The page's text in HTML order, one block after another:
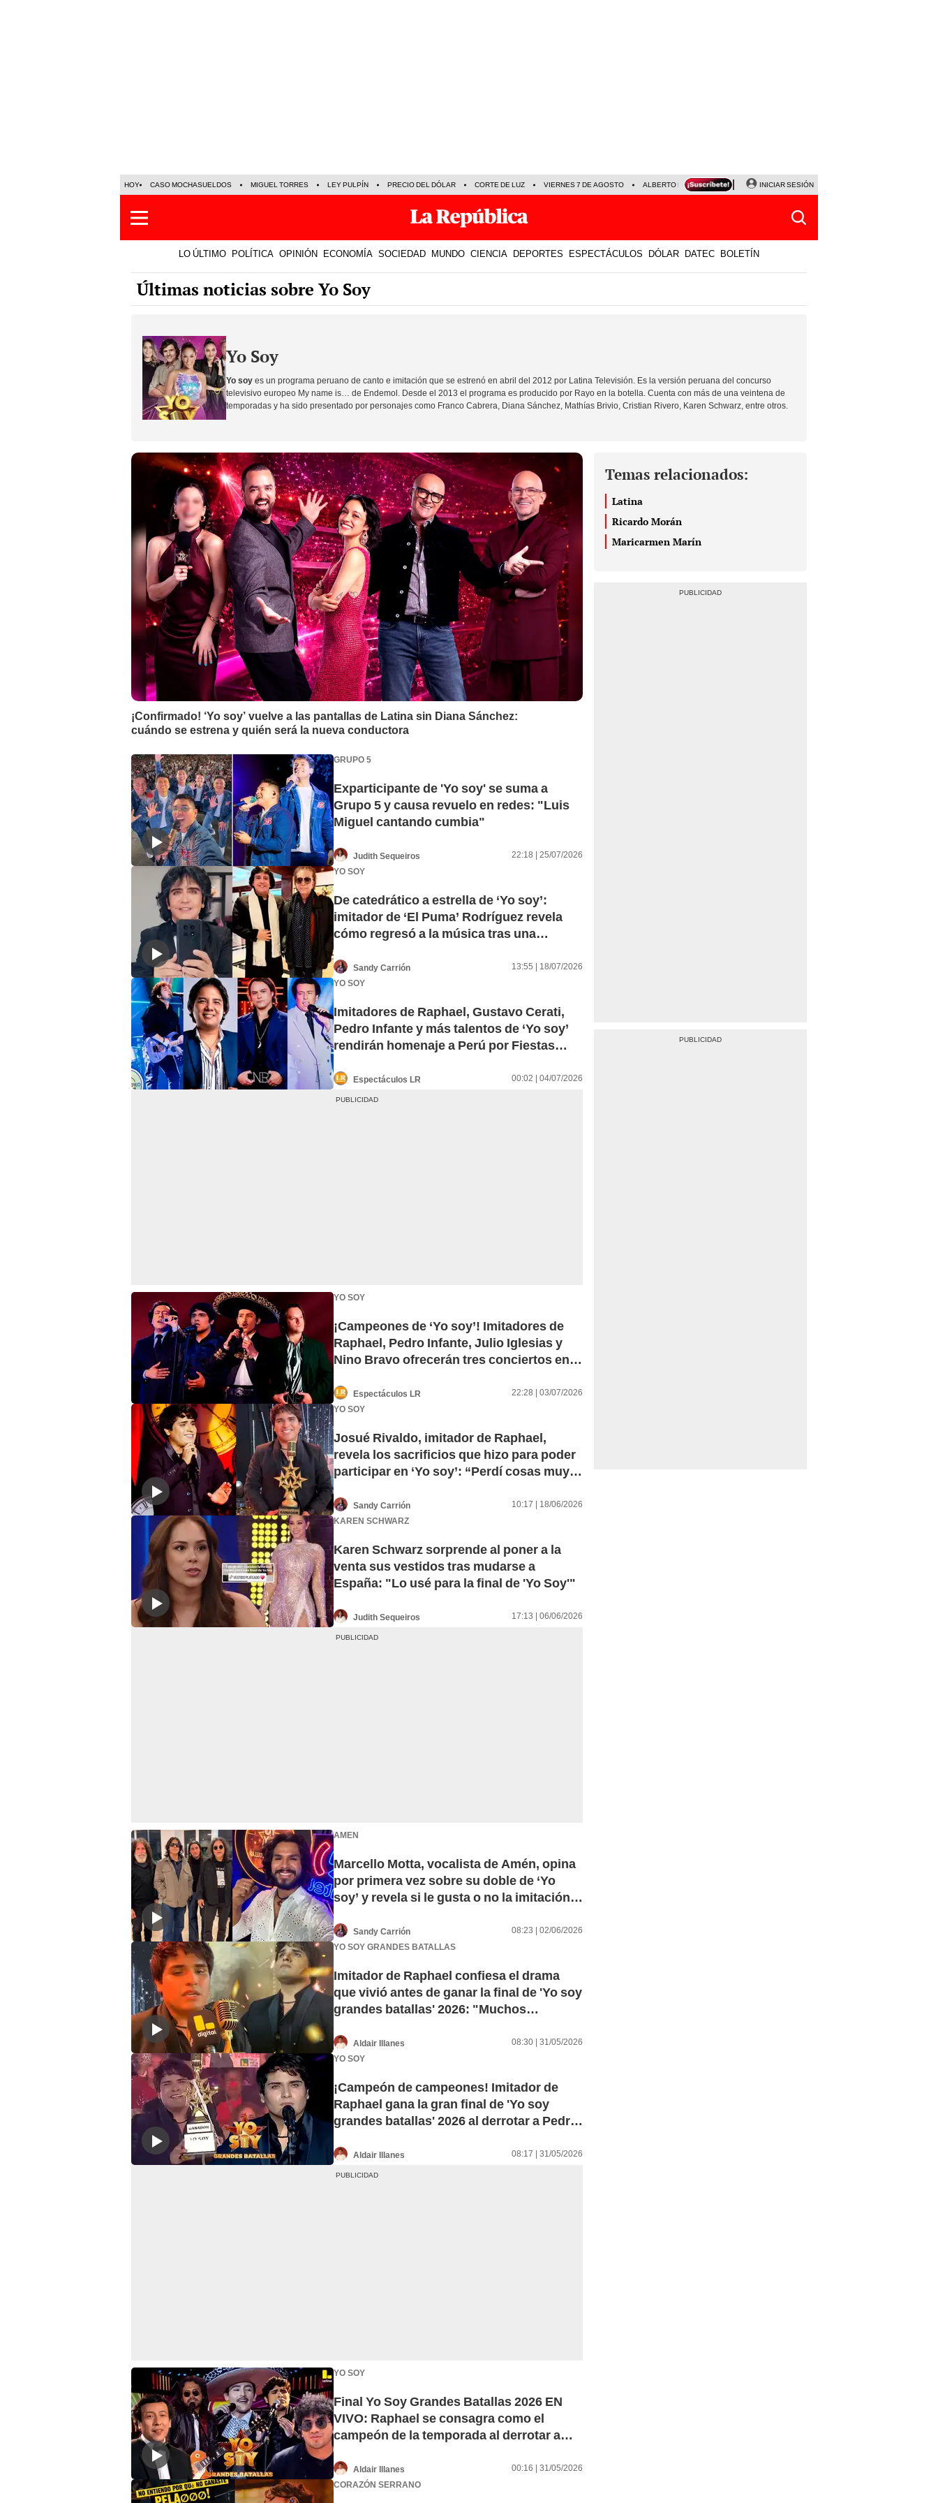
HOY CASO MOCHASUELDOS MIGUEL TORRES LEY PULPÍN PRECIO DEL DÓLAR CORTE DE LUZ VIERNES 7 DE AGOSTO ALBERTO BENAVIDES NALDY SALDAÑA
INICIAR SESIÓN
LO ÚLTIMO POLÍTICA OPINIÓN ECONOMÍA SOCIEDAD MUNDO CIENCIA DEPORTES ESPECTÁCULOS DÓLAR DATEC BOLETÍN
Últimas noticias sobre Yo Soy
Yo Soy
Yo soy es un programa peruano de canto e imitación que se estrenó en abril del 2012 por Latina Televisión. Es la versión peruana del concurso
televisivo europeo My name is… de Endemol. Desde el 2013 el programa es producido por Rayo en la botella. Cuenta con más de una veintena de
temporadas y ha sido presentado por personajes como Franco Cabrera, Diana Sánchez, Mathías Brivio, Cristian Rivero, Karen Schwarz, entre otros.
¡Confirmado! ‘Yo soy’ vuelve a las pantallas de Latina sin Diana Sánchez:
cuándo se estrena y quién será la nueva conductora
GRUPO 5
Exparticipante de 'Yo soy' se suma a
Grupo 5 y causa revuelo en redes: "Luis
Miguel cantando cumbia"
Judith Sequeiros
22:18 | 25/07/2026
YO SOY
De catedrático a estrella de ‘Yo soy’:
imitador de ‘El Puma’ Rodríguez revela
cómo regresó a la música tras una
Sandy Carrión
13:55 | 18/07/2026
YO SOY
Imitadores de Raphael, Gustavo Cerati,
Pedro Infante y más talentos de ‘Yo soy’
rendirán homenaje a Perú por Fiestas
Espectáculos LR 00:02 | 04/07/2026
YO SOY
¡Campeones de ‘Yo soy’! Imitadores de
Raphael, Pedro Infante, Julio Iglesias y
Nino Bravo ofrecerán tres conciertos en
Espectáculos LR
22:28 | 03/07/2026
YO SOY
Josué Rivaldo, imitador de Raphael,
revela los sacrificios que hizo para poder
participar en ‘Yo soy’: “Perdí cosas muy
Sandy Carrión
10:17 | 18/06/2026
KAREN SCHWARZ
Karen Schwarz sorprende al poner a la
venta sus vestidos tras mudarse a
España: "Lo usé para la final de 'Yo Soy'"
Judith Sequeiros 17:13 | 06/06/2026
AMEN
Marcello Motta, vocalista de Amén, opina
por primera vez sobre su doble de ‘Yo
soy’ y revela si le gusta o no la imitación:
Sandy Carrión
08:23 | 02/06/2026
YO SOY GRANDES BATALLAS
Imitador de Raphael confiesa el drama
que vivió antes de ganar la final de 'Yo soy
grandes batallas' 2026: "Muchos
Aldair Illanes
08:30 | 31/05/2026
YO SOY
¡Campeón de campeones! Imitador de
Raphael gana la gran final de 'Yo soy
grandes batallas' 2026 al derrotar a Pedro
Aldair Illanes 08:17 | 31/05/2026
YO SOY
Final Yo Soy Grandes Batallas 2026 EN
VIVO: Raphael se consagra como el
campeón de la temporada al derrotar a
Aldair Illanes
00:16 | 31/05/2026
CORAZÓN SERRANO
Temas relacionados:
Latina
Ricardo Morán
Maricarmen Marín